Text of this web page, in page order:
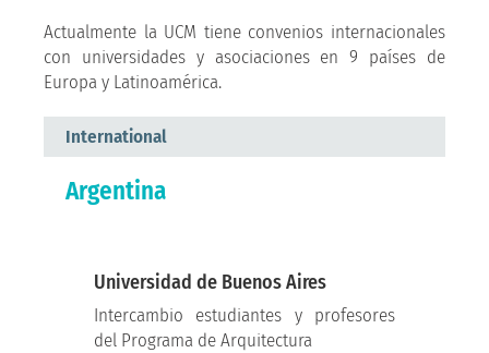
Actualmente la UCM tiene convenios internacionales
con universidades y asociaciones en 9 países de
Europa y Latinoamérica.
International
Argentina
Universidad de Buenos Aires
Intercambio estudiantes y profesores
del Programa de Arquitectura